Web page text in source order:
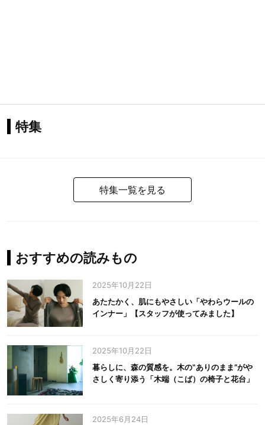
特集
特集一覧を見る
おすすめの読みもの
2025年10月22日
あたたかく、肌にもやさしい「やわらウールの
インナー」【スタッフが使ってみました】
2025年10月22日
暮らしに、森の質感を。木の‟ありのまま”がや
さしく寄り添う「木端（こば）の椅子と花台」
2025年6月24日